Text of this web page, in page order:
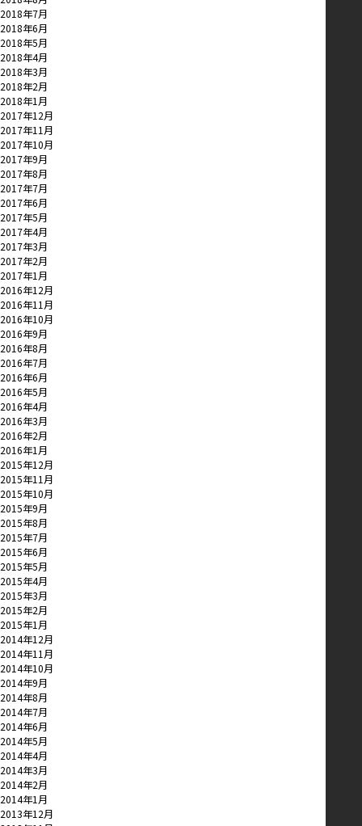
2018年7月
2018年6月
2018年5月
2018年4月
2018年3月
2018年2月
2018年1月
2017年12月
2017年11月
2017年10月
2017年9月
2017年8月
2017年7月
2017年6月
2017年5月
2017年4月
2017年3月
2017年2月
2017年1月
2016年12月
2016年11月
2016年10月
2016年9月
2016年8月
2016年7月
2016年6月
2016年5月
2016年4月
2016年3月
2016年2月
2016年1月
2015年12月
2015年11月
2015年10月
2015年9月
2015年8月
2015年7月
2015年6月
2015年5月
2015年4月
2015年3月
2015年2月
2015年1月
2014年12月
2014年11月
2014年10月
2014年9月
2014年8月
2014年7月
2014年6月
2014年5月
2014年4月
2014年3月
2014年2月
2014年1月
2013年12月